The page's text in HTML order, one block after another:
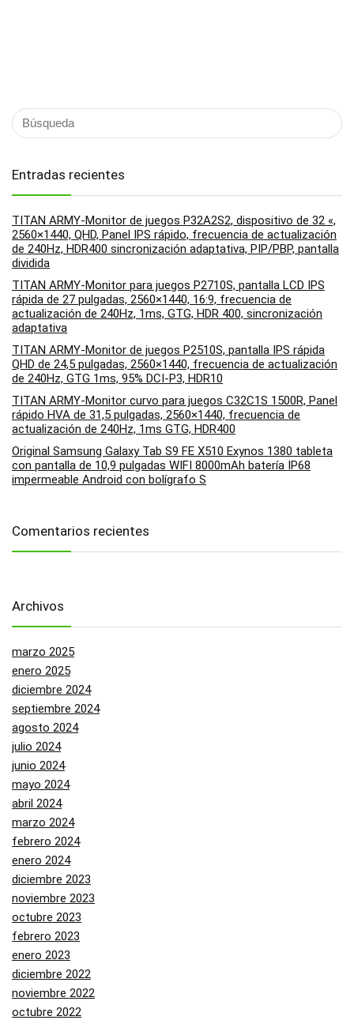
Entradas recientes
TITAN ARMY-Monitor de juegos P32A2S2, dispositivo de 32 «,
2560×1440, QHD, Panel IPS rápido, frecuencia de actualización
de 240Hz, HDR400 sincronización adaptativa, PIP/PBP, pantalla
dividida
TITAN ARMY-Monitor para juegos P2710S, pantalla LCD IPS
rápida de 27 pulgadas, 2560×1440, 16:9, frecuencia de
actualización de 240Hz, 1ms, GTG, HDR 400, sincronización
adaptativa
TITAN ARMY-Monitor de juegos P2510S, pantalla IPS rápida
QHD de 24,5 pulgadas, 2560×1440, frecuencia de actualización
de 240Hz, GTG 1ms, 95% DCI-P3, HDR10
TITAN ARMY-Monitor curvo para juegos C32C1S 1500R, Panel
rápido HVA de 31,5 pulgadas, 2560×1440, frecuencia de
actualización de 240Hz, 1ms GTG, HDR400
Original Samsung Galaxy Tab S9 FE X510 Exynos 1380 tableta
con pantalla de 10,9 pulgadas WIFI 8000mAh batería IP68
impermeable Android con bolígrafo S
Comentarios recientes
Archivos
marzo 2025
enero 2025
diciembre 2024
septiembre 2024
agosto 2024
julio 2024
junio 2024
mayo 2024
abril 2024
marzo 2024
febrero 2024
enero 2024
diciembre 2023
noviembre 2023
octubre 2023
febrero 2023
enero 2023
diciembre 2022
noviembre 2022
octubre 2022